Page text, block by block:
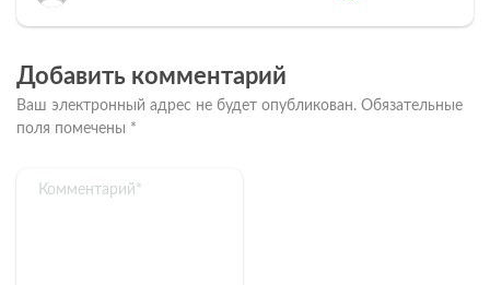
Добавить комментарий
Ваш электронный адрес не будет опубликован. Обязательные
поля помечены *